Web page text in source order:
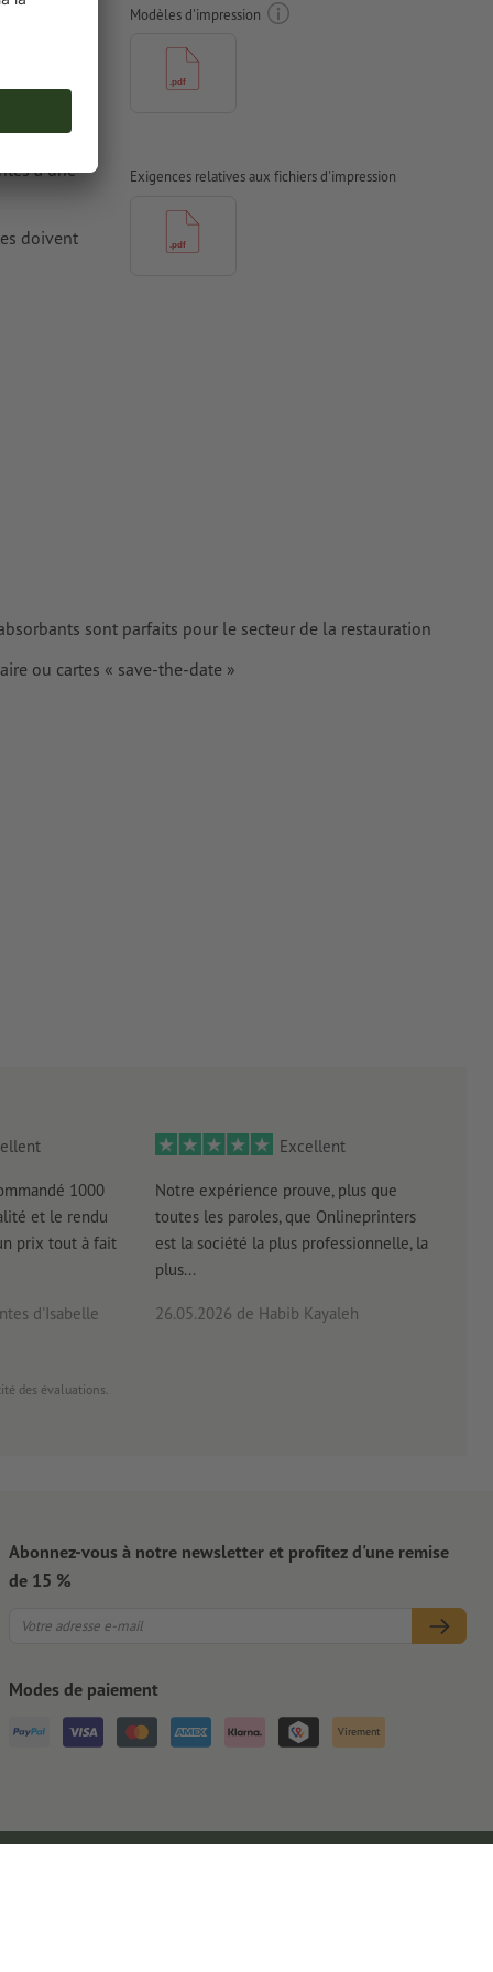
à une
doivent
Modèles d'impression
Exigences relatives aux fichiers d'impression
sont parfaits pour le secteur de la restauration
ou cartes « save-the-date »
1000
et le rendu
prix tout à fait
d'Isabelle
Excellent
Notre expérience prouve, plus que
toutes les paroles, que Onlineprinters
est la société la plus professionnelle, la
plus...
26.05.2026 de Habib Kayaleh
des évaluations.
Abonnez-vous à notre newsletter et profitez d'une remise
de 15 %
Modes de paiement
Virement